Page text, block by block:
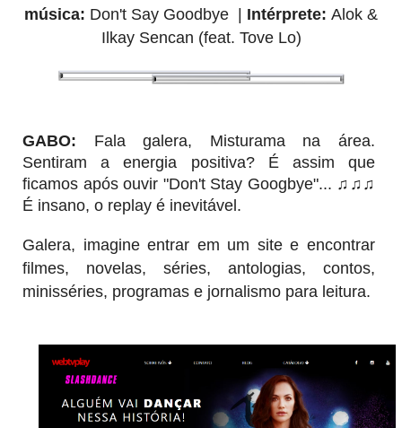
música: Don't Say Goodbye | Intérprete: Alok &
Ilkay Sencan (feat. Tove Lo)
GABO: Fala galera, Misturama na área.
Sentiram a energia positiva? É assim que
ficamos após ouvir "Don't Stay Googbye"... ♫♫♫
É insano, o replay é inevitável.
Galera, imagine entrar em um site e encontrar
filmes, novelas, séries, antologias, contos,
minisséries, programas e jornalismo para leitura.